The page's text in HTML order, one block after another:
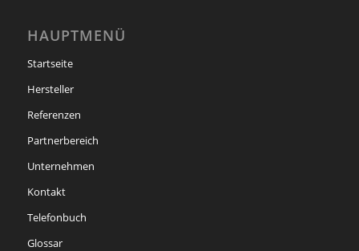
HAUPTMENÜ
Startseite
Hersteller
Referenzen
Partnerbereich
Unternehmen
Kontakt
Telefonbuch
Glossar